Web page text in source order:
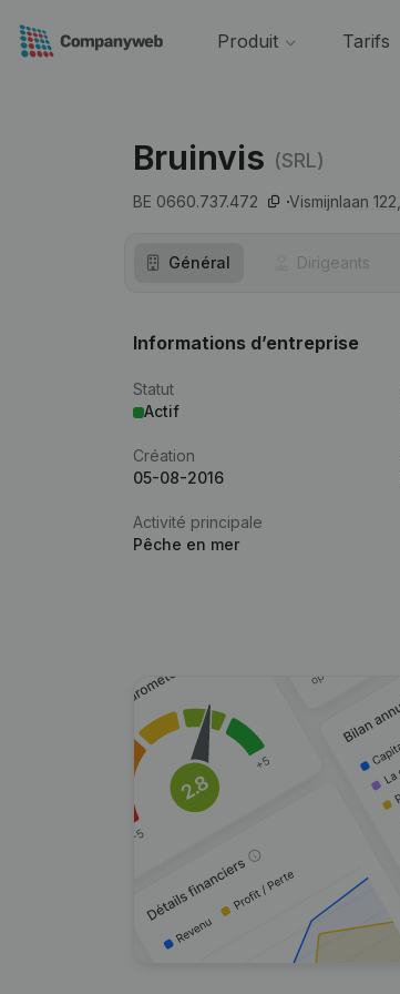
Produit Tarifs
Bruinvis (SRL)
BE 0660.737.472 Vismijnlaan 122,
Général Dirigeants
Informations d’entreprise
Statut
Actif
Création
05-08-2016
Activité principale
Pêche en mer